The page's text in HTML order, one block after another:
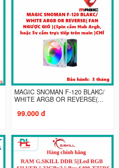
MAGIC SNOMAN F-120 BLAKC/
WHITE ARGB OR REVERSE(...
99.000 đ